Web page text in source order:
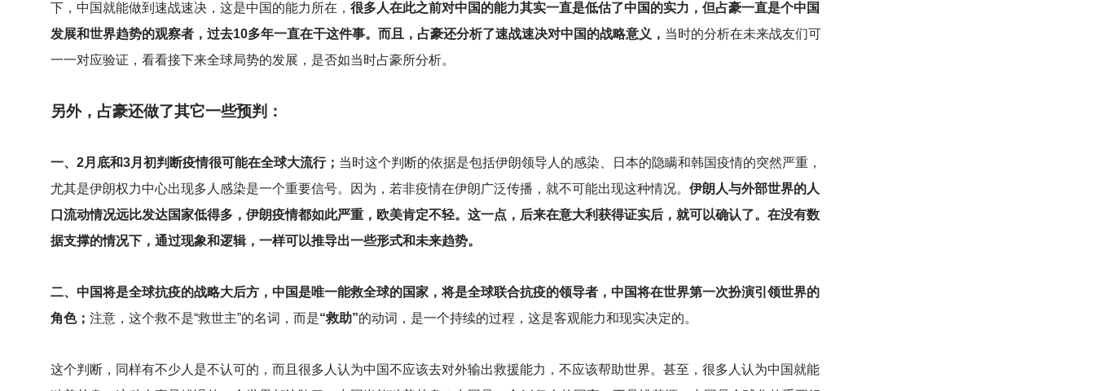
下，中国就能做到速战速决，这是中国的能力所在， 很多人在此之前对中国的能力其实一直是低估了中国的实力，但占豪一直是个中国
发展和世界趋势的观察者，过去10多年一直在干这件事。而且，占豪还分析了速战速决对中国的战略意义， 当时的分析在未来战友们可
一一对应验证，看看接下来全球局势的发展，是否如当时占豪所分析。
另外，占豪还做了其它一些预判：
一、2月底和3月初判断疫情很可能在全球大流行； 当时这个判断的依据是包括伊朗领导人的感染、日本的隐瞒和韩国疫情的突然严重，
尤其是伊朗权力中心出现多人感染是一个重要信号。因为，若非疫情在伊朗广泛传播，就不可能出现这种情况。 伊朗人与外部世界的人
口流动情况远比发达国家低得多，伊朗疫情都如此严重，欧美肯定不轻。这一点，后来在意大利获得证实后，就可以确认了。在没有数
据支撑的情况下，通过现象和逻辑，一样可以推导出一些形式和未来趋势。
二、中国将是全球抗疫的战略大后方，中国是唯一能救全球的国家，将是全球联合抗疫的领导者，中国将在世界第一次扮演引领世界的
角色； 注意，这个救不是“救世主”的名词，而是“救助”的动词，是一个持续的过程，这是客观能力和现实决定的。
这个判断，同样有不少人是不认可的，而且很多人认为中国不应该去对外输出救援能力，不应该帮助世界。甚至，很多人认为中国就能